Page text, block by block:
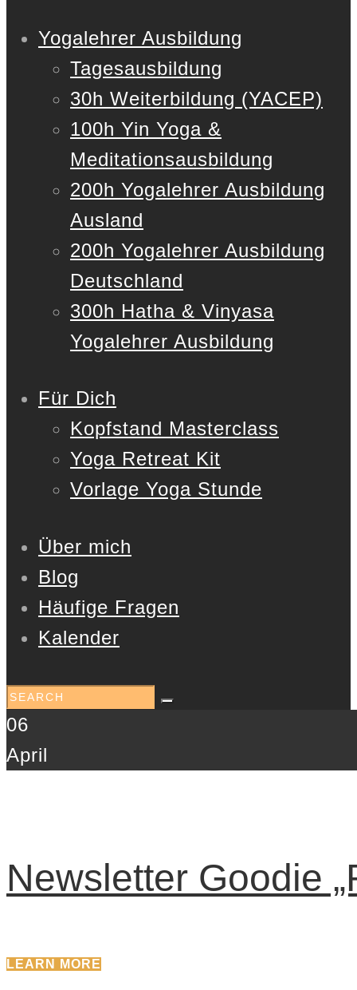
Yogalehrer Ausbildung
Tagesausbildung
30h Weiterbildung (YACEP)
100h Yin Yoga &
Meditationsausbildung
200h Yogalehrer Ausbildung
Ausland
200h Yogalehrer Ausbildung
Deutschland
300h Hatha & Vinyasa
Yogalehrer Ausbildung
Für Dich
Kopfstand Masterclass
Yoga Retreat Kit
Vorlage Yoga Stunde
Über mich
Blog
Häufige Fragen
Kalender
06
April
Newsletter Goodie
LEARN MORE